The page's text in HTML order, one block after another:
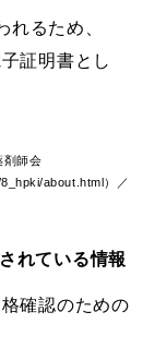
るため、
証明書とし
剤師会
about.html）／
れている情報
確認のための